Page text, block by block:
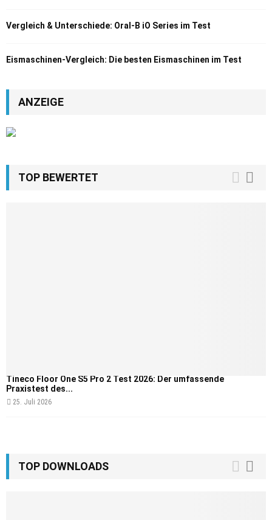
Vergleich & Unterschiede: Oral-B iO Series im Test
Eismaschinen-Vergleich: Die besten Eismaschinen im Test
ANZEIGE
TOP BEWERTET
Tineco Floor One S5 Pro 2 Test 2026: Der umfassende
Praxistest des...
25. Juli 2026
TOP DOWNLOADS